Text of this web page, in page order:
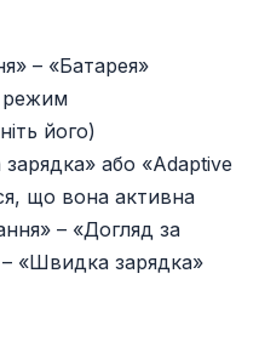
– «Батарея»
режим
його)
або «Adaptive
що вона активна
– «Догляд за
«Швидка зарядка»